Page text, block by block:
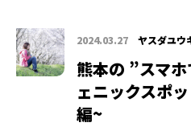
2024.03.27 ヤスダユウ
熊本の ”スマ
ェニックスポ
編~